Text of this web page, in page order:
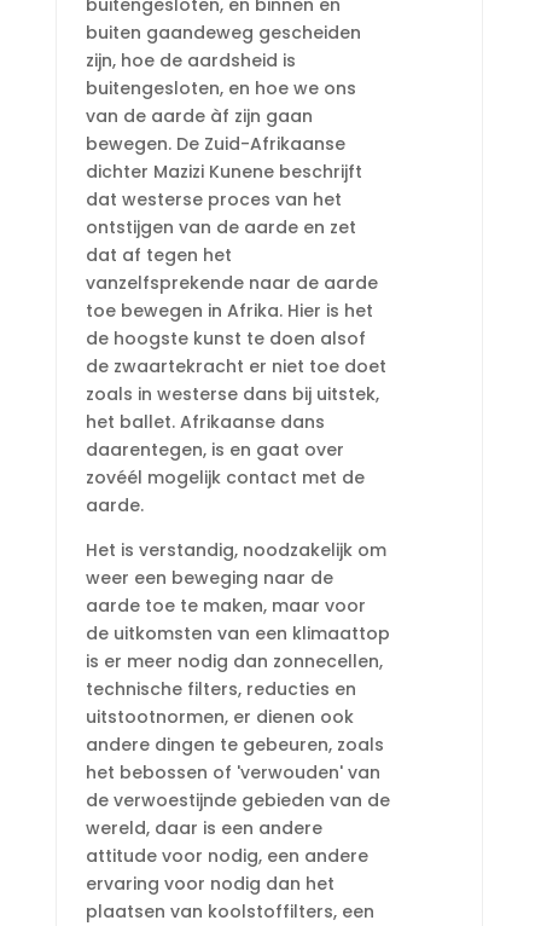
buitengesloten, en binnen en
buiten gaandeweg gescheiden
zijn, hoe de aardsheid is
buitengesloten, en hoe we ons
van de aarde àf zijn gaan
bewegen. De Zuid-Afrikaanse
dichter Mazizi Kunene beschrijft
dat westerse proces van het
ontstijgen van de aarde en zet
dat af tegen het
vanzelfsprekende naar de aarde
toe bewegen in Afrika. Hier is het
de hoogste kunst te doen alsof
de zwaartekracht er niet toe doet
zoals in westerse dans bij uitstek,
het ballet. Afrikaanse dans
daarentegen, is en gaat over
zovéél mogelijk contact met de
aarde.
Het is verstandig, noodzakelijk om
weer een beweging naar de
aarde toe te maken, maar voor
de uitkomsten van een klimaattop
is er meer nodig dan zonnecellen,
technische filters, reducties en
uitstootnormen, er dienen ook
andere dingen te gebeuren, zoals
het bebossen of 'verwouden' van
de verwoestijnde gebieden van de
wereld, daar is een andere
attitude voor nodig, een andere
ervaring voor nodig dan het
plaatsen van koolstoffilters, een